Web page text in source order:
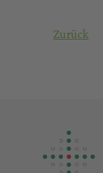
Zurück